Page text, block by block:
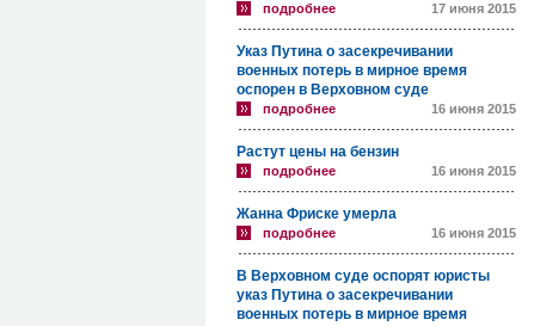
подробнее 17 июня 2015
Указ Путина о засекречивании
военных потерь в мирное время
оспорен в Верховном суде
подробнее 16 июня 2015
Растут цены на бензин
подробнее 16 июня 2015
Жанна Фриске умерла
подробнее 16 июня 2015
В Верховном суде оспорят юристы
указ Путина о засекречивании
военных потерь в мирное время